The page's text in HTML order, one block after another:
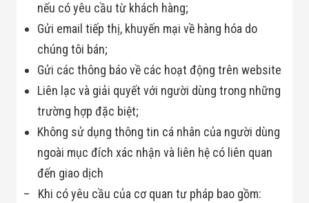
Người
Máy Dò Tìm
Phòng Chống
Khủng Bố
Camera Đo
Thân Nhiệt
CHUYÊN
DỤNG
Máy Dò Tạp
Tương Tác
nếu có yêu cầu từ khách hàng;
Gửi email tiếp thị, khuyến mại về hàng hóa do
chúng tôi bán;
Gửi các thông báo về các hoạt động trên website
Liên lạc và giải quyết với người dùng trong những
trường hợp đặc biệt;
Không sử dụng thông tin cá nhân của người dùng
ngoài mục đích xác nhận và liên hệ có liên quan
đến giao dịch
– Khi có yêu cầu của cơ quan tư pháp bao gồm: